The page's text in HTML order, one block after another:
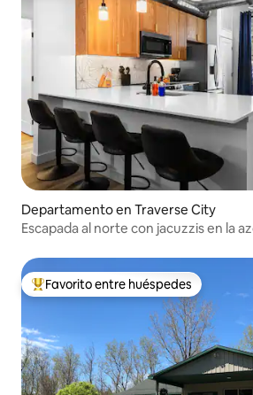
Departamento en Traverse City
Escapada al norte con jacuzzis en la
De los mejores en Favorito entre
Favorito entre huéspedes